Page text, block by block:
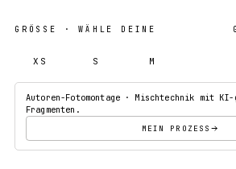
GRÖSSE · WÄHLE DEINE
XS S M
Autoren-Fotomontage · Mischtechnik mit
Fragmenten.
MEIN PROZESS